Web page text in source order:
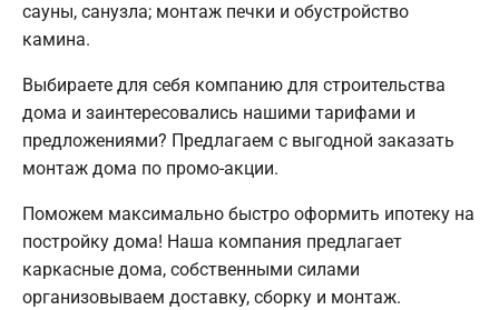
сауны, санузла; монтаж печки и обустройство
камина.
Выбираете для себя компанию для строительства
дома и заинтересовались нашими тарифами и
предложениями? Предлагаем с выгодной заказать
монтаж дома по промо-акции.
Поможем максимально быстро оформить ипотеку на
постройку дома! Наша компания предлагает
каркасные дома, собственными силами
организовываем доставку, сборку и монтаж.